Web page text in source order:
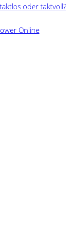
oder taktvoll?
Online